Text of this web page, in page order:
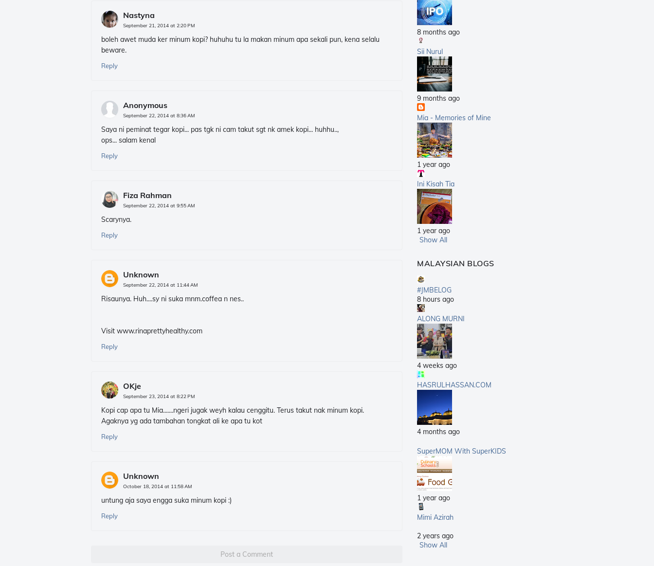
Nastyna
September 21, 2014 at 2:20 PM
boleh awet muda ker minum kopi? huhuhu tu la makan minum apa sekali pun, kena selalu
beware.
Reply
Anonymous
September 22, 2014 at 8:36 AM
Saya ni peminat tegar kopi... pas tgk ni cam takut sgt nk amek kopi... huhhu..,
ops... salam kenal
Reply
Fiza Rahman
September 22, 2014 at 9:55 AM
Scarynya.
Reply
Unknown
September 22, 2014 at 11:44 AM
Risaunya. Huh....sy ni suka mnm.coffea n nes..
Visit www.rinaprettyhealthy.com
Reply
OKje
September 23, 2014 at 8:22 PM
Kopi cap apa tu Mia.......ngeri jugak weyh kalau cenggitu. Terus takut nak minum kopi.
Agaknya yg ada tambahan tongkat ali ke apa tu kot
Reply
Unknown
October 18, 2014 at 11:58 AM
untung aja saya engga suka minum kopi :)
Reply
Post a Comment
8 months ago
Sii Nurul
9 months ago
Mia - Memories of Mine
1 year ago
Ini Kisah Tia
1 year ago
Show All
MALAYSIAN BLOGS
#JMBELOG
8 hours ago
ALONG MURNI
4 weeks ago
HASRULHASSAN.COM
4 months ago
SuperMOM With SuperKIDS
1 year ago
Mimi Azirah
2 years ago
Show All